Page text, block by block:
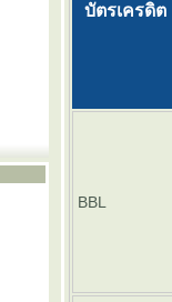
บัตรเครดิต
BBL